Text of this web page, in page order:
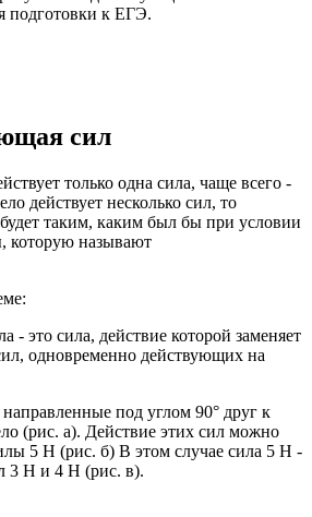
подготовки к ЕГЭ.
сил
только одна сила, чаще всего -
действует несколько сил, то
будет таким, каким был бы при условии
которую называют
- это сила, действие которой заменяет
одновременно действующих на
под углом 90° друг к
(рис. а). Действие этих сил можно
5 Н (рис. б) В этом случае сила 5 Н -
3 Н и 4 Н (рис. в).